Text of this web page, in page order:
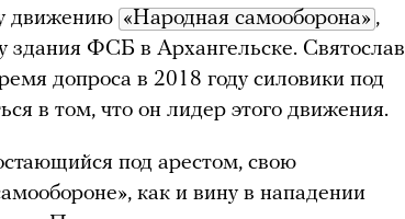
движению «Народная самооборона» ,
здания ФСБ в Архангельске. Святослав
допроса в 2018 году силовики под
в том, что он лидер этого движения.
под арестом, свою
как и вину в нападении